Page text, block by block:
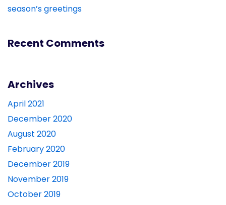
season’s greetings
Recent Comments
Archives
April 2021
December 2020
August 2020
February 2020
December 2019
November 2019
October 2019